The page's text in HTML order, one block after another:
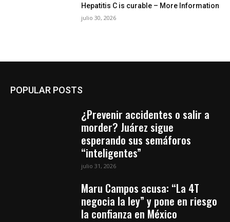
Hepatitis C is curable – More Information
julio 30, 2026
POPULAR POSTS
¿Prevenir accidentes o salir a
morder? Juárez sigue
esperando sus semáforos
“inteligentes”
julio 31, 2026
Maru Campos acusa: “La 4T
negocia la ley” y pone en riesgo
la confianza en México